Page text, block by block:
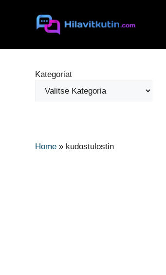
Kategoriat
Home » kudostulostin